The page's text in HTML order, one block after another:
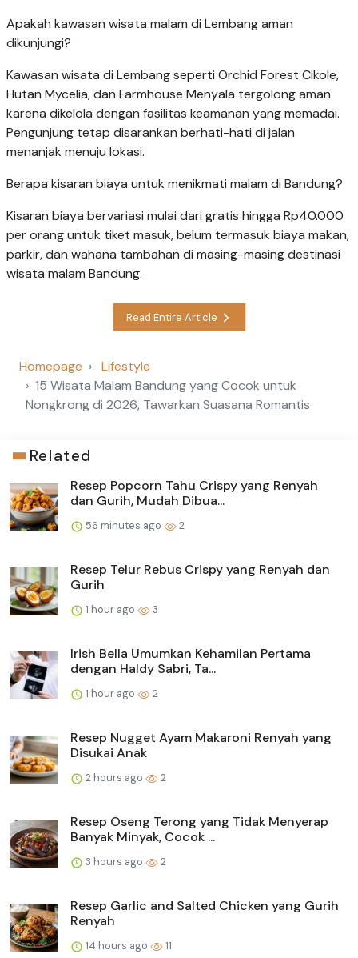
Apakah kawasan wisata malam di Lembang aman
dikunjungi?
Kawasan wisata di Lembang seperti Orchid Forest Cikole,
Hutan Mycelia, dan Farmhouse Menyala tergolong aman
karena dikelola dengan fasilitas keamanan yang memadai.
Pengunjung tetap disarankan berhati-hati di jalan
menanjak menuju lokasi.
Berapa kisaran biaya untuk menikmati malam di Bandung?
Kisaran biaya bervariasi mulai dari gratis hingga Rp40.000
per orang untuk tiket masuk, belum termasuk biaya makan,
parkir, dan wahana tambahan di masing-masing destinasi
wisata malam Bandung.
Read Entire Article
Homepage
Lifestyle
15 Wisata Malam Bandung yang Cocok untuk
Nongkrong di 2026, Tawarkan Suasana Romantis
Related
Resep Popcorn Tahu Crispy yang Renyah
dan Gurih, Mudah Dibua...
56 minutes ago 2
Resep Telur Rebus Crispy yang Renyah dan
Gurih
1 hour ago 3
Irish Bella Umumkan Kehamilan Pertama
dengan Haldy Sabri, Ta...
1 hour ago 2
Resep Nugget Ayam Makaroni Renyah yang
Disukai Anak
2 hours ago 2
Resep Oseng Terong yang Tidak Menyerap
Banyak Minyak, Cocok ...
3 hours ago 2
Resep Garlic and Salted Chicken yang Gurih
Renyah
14 hours ago 11